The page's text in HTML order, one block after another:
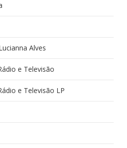
Alves
e Televisão
e Televisão LP